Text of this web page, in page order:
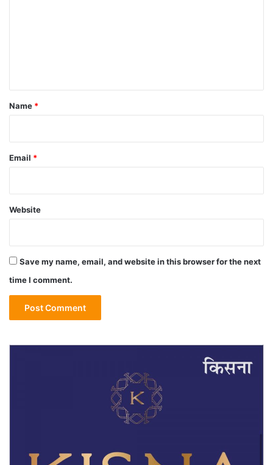
*
Name *
Email *
Website
Save my name, email, and website in this browser for the next
time I comment.